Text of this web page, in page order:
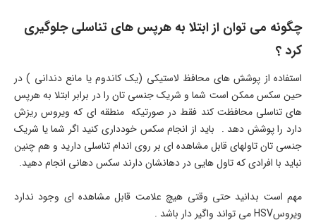
چگونه می توان از ابتلا به هرپس های تناسلی جلوگیری
کرد ؟
استفاده از پوشش های محافظ لاستیکی (یک کاندوم یا مانع دندانی ) در
حین سکس ممکن است شما و شریک جنسی تان را در برابر ابتلا به هرپس
های تناسلی محافظت کند فقط در صورتیکه منطقه ای که ویروس ریزش
دارد را پوشش دهد . باید از انجام سکس خودداری کنید اگر شما یا شریک
جنسی تان تاولهای قابل مشاهده ای بر روی اندام تناسلی دارید و هم چنین
نباید با افرادی که تاول هایی در دهانشان دارند سکس دهانی انجام دهید.
مهم است بدانید حتی وقتی هیچ علامت قابل مشاهده ای وجود ندارد
ویروسHSV می تواند واگیر دار باشد .